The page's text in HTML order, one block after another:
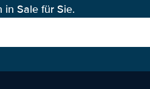
in Sale für Sie.